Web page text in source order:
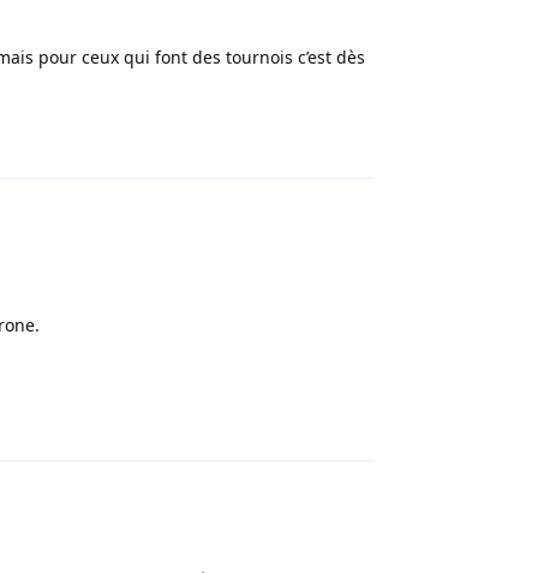
pour ceux qui font des tournois c’est dès